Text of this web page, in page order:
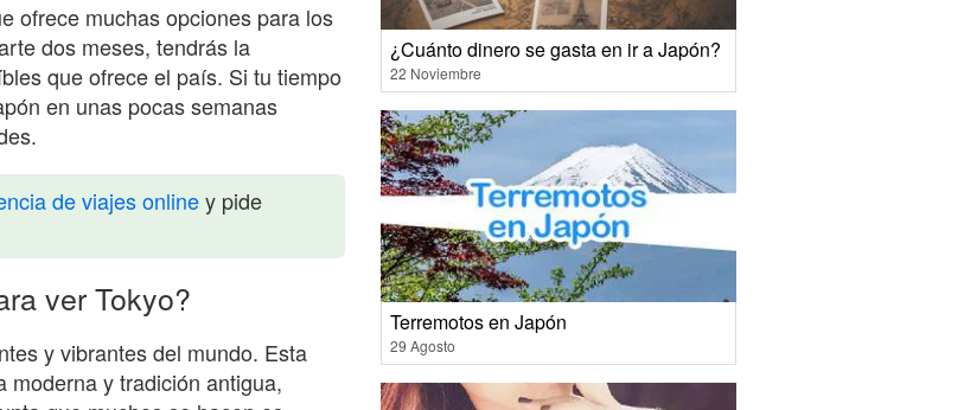
ofrece muchas opciones para los
dos meses, tendrás la
que ofrece el país. Si tu tiempo
en unas pocas semanas
de viajes onliney pide
ver Tokyo?
y vibrantes del mundo. Esta
moderna y tradición antigua,
¿Cuánto dinero se gasta en ir a Japón?
22 Noviembre
Terremotos en Japón
29 Agosto